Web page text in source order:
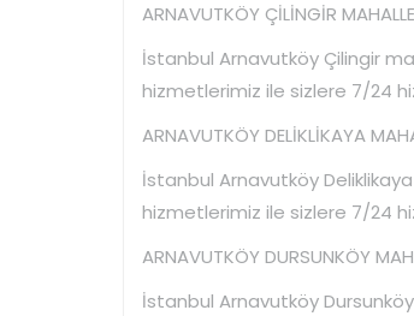
ARNAVUTKÖY ÇİLİNGİR
İstanbul Arnavutköy Çilingir
hizmetlerimiz ile sizlere 7/24
ARNAVUTKÖY DELİKLİKAYA
İstanbul Arnavutköy
hizmetlerimiz ile sizlere 7/24
ARNAVUTKÖY DURSUNKÖY
İstanbul Arnavutköy